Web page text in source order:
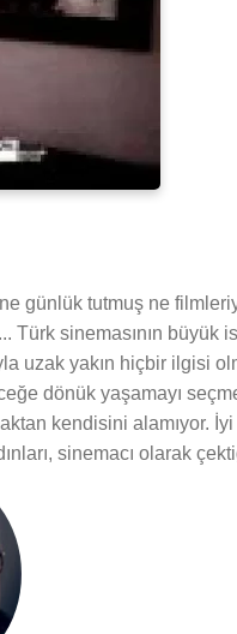
günlük tutmuş ne
Türk sinemasının büyük
uzak yakın hiçbir ilgisi
dönük yaşamayı
kendisini alamıyor.
sinemacı olarak